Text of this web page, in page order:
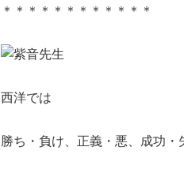
＊＊＊＊＊＊＊＊＊＊＊＊
西洋では
勝ち・負け、正義・悪、成功・